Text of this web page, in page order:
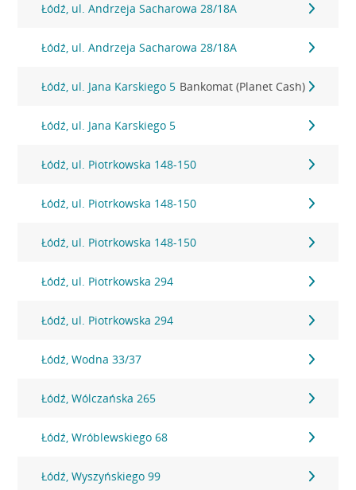
Łódź, ul. Andrzeja Sacharowa 28/18A
Łódź, ul. Andrzeja Sacharowa 28/18A
Łódź, ul. Jana Karskiego 5 Bankomat (Planet Cash)
Łódź, ul. Jana Karskiego 5
Łódź, ul. Piotrkowska 148-150
Łódź, ul. Piotrkowska 148-150
Łódź, ul. Piotrkowska 148-150
Łódź, ul. Piotrkowska 294
Łódź, ul. Piotrkowska 294
Łódź, Wodna 33/37
Łódź, Wólczańska 265
Łódź, Wróblewskiego 68
Łódź, Wyszyńskiego 99